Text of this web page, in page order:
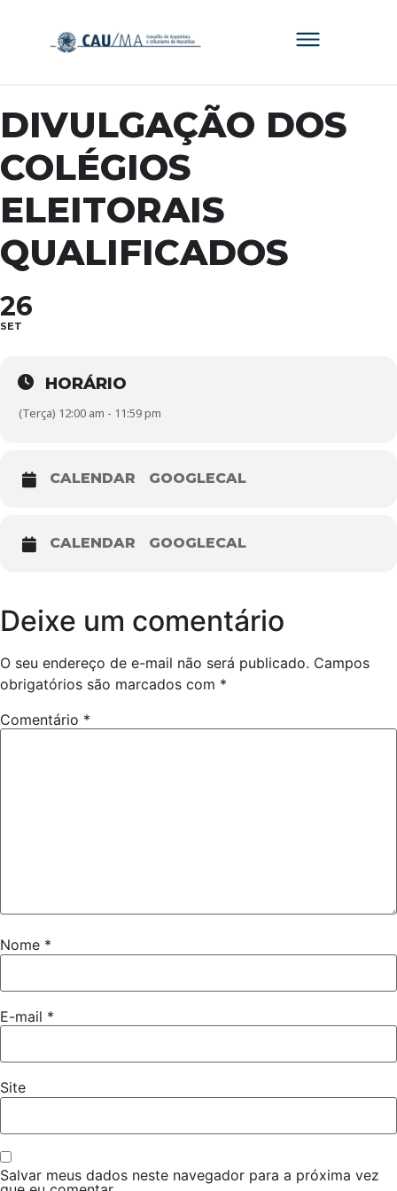
DIVULGAÇÃO DOS
COLÉGIOS
ELEITORAIS
QUALIFICADOS
26
SET
HORÁRIO
(Terça) 12:00 am - 11:59 pm
CALENDAR GOOGLECAL
CALENDAR GOOGLECAL
Deixe um comentário
O seu endereço de e-mail não será publicado. Campos
obrigatórios são marcados com *
Comentário *
Nome *
E-mail *
Site
Salvar meus dados neste navegador para a próxima vez